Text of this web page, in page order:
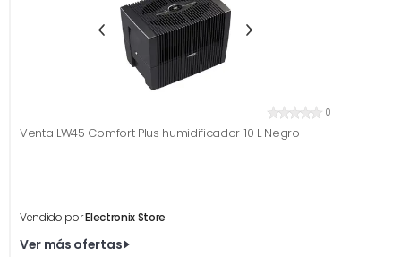
0
Venta LW45 Comfort Plus humidificador 10 L Negro
Vendido porElectronix Store
Ver más ofertas